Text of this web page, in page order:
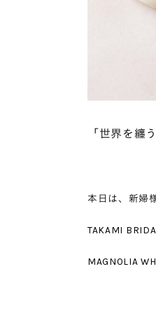
「世界を纏う
本日は、新婦
TAKAMI
MAGNOLIA